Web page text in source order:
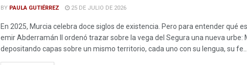
BY PAULA GUTIÉRREZ 25 DE JULIO DE 2026
En 2025, Murcia celebra doce siglos de existencia. Pero para entender qué
emir Abderramán II ordenó trazar sobre la vega del Segura una nueva
depositando capas sobre un mismo territorio, cada uno con su lengua, su fe...